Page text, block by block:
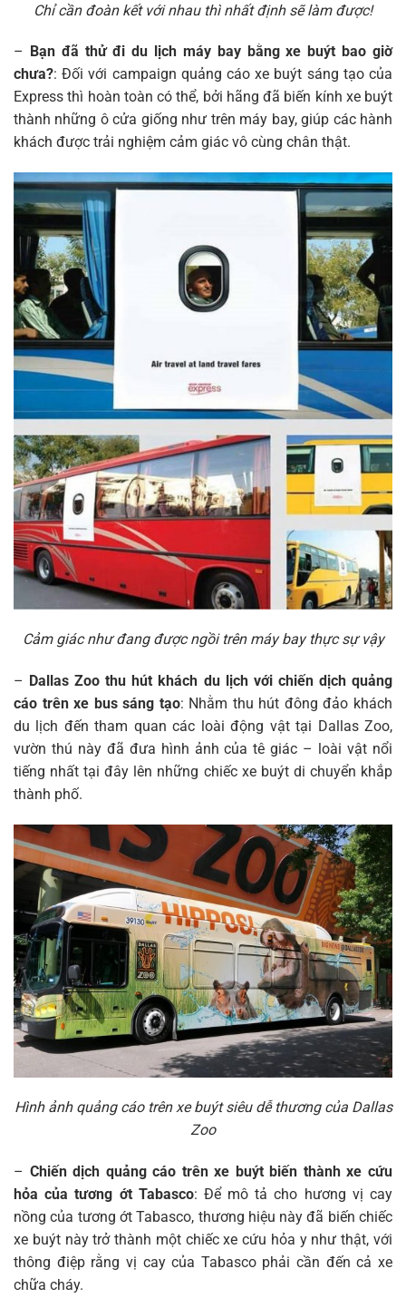
Chỉ cần đoàn kết với nhau thì nhất định sẽ làm được!
–
Bạn đã thử đi du lịch máy bay bằng xe buýt bao giờ
chưa?: Đối với campaign quảng cáo xe buýt sáng tạo của
Express thì hoàn toàn có thể, bởi hãng đã biến kính xe buýt
thành những ô cửa giống như trên máy bay, giúp các hành
khách được trải nghiệm cảm giác vô cùng chân thật.
Cảm giác như đang được ngồi trên máy bay thực sự vậy
– Dallas Zoo thu hút khách du lịch với chiến dịch quảng
cáo trên xe bus sáng tạo: Nhằm thu hút đông đảo khách
du lịch đến tham quan các loài động vật tại Dallas Zoo,
vườn thú này đã đưa hình ảnh của tê giác – loài vật nổi
tiếng nhất tại đây lên những chiếc xe buýt di chuyển khắp
thành phố.
Hình ảnh quảng cáo trên xe buýt siêu dễ thương của Dallas
Zoo
– Chiến dịch quảng cáo trên xe buýt biến thành xe cứu
hỏa của tương ớt Tabasco: Để mô tả cho hương vị cay
nồng của tương ớt Tabasco, thương hiệu này đã biến chiếc
xe buýt này trở thành một chiếc xe cứu hỏa y như thật, với
thông điệp rằng vị cay của Tabasco phải cần đến cả xe
chữa cháy.